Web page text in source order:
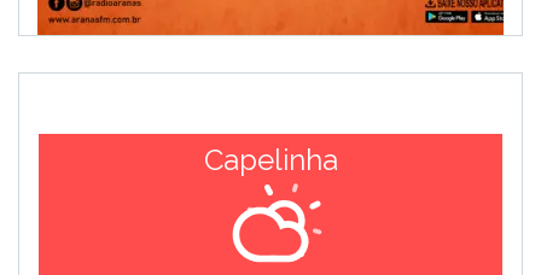
Capelinha